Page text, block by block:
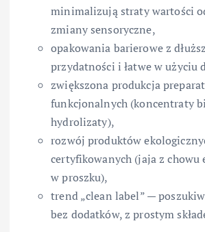
minimalizują straty wartości
zmiany sensoryczne,
opakowania barierowe z
przydatności i łatwe w użyciu
zwiększona produkcja
funkcjonalnych (koncentraty
hydrolizaty),
rozwój produktów
certyfikowanych (jaja z chowu
w proszku),
trend „clean label” —
bez dodatków, z prostym